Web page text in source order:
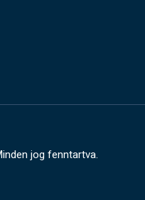
jog fenntartva.